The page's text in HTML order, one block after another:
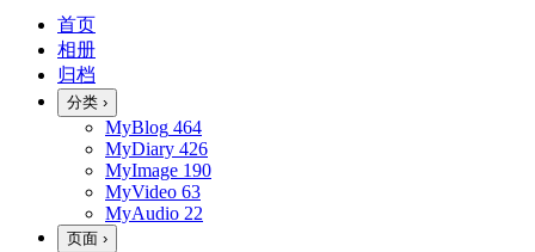
首页
相册
归档
分类 ›
MyBlog 464
MyDiary 426
MyImage 190
MyVideo 63
MyAudio 22
页面 ›